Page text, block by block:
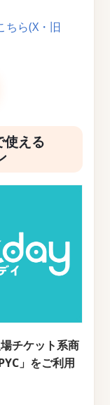
ちら(X・旧
使える
チケット系商
」をご利用